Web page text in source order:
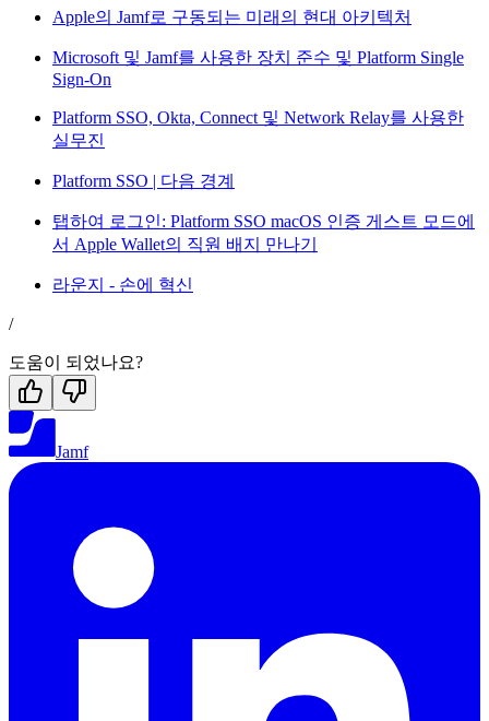
Apple의 Jamf로 구동되는 미래의 현대 아키텍처
Microsoft 및 Jamf를 사용한 장치 준수 및 Platform Single
Sign-On
Platform SSO, Okta, Connect 및 Network Relay를 사용한
실무진
Platform SSO | 다음 경계
탭하여 로그인: Platform SSO macOS 인증 게스트 모드에
서 Apple Wallet의 직원 배지 만나기
라운지 - 손에 혁신
/
도움이 되었나요?
Jamf